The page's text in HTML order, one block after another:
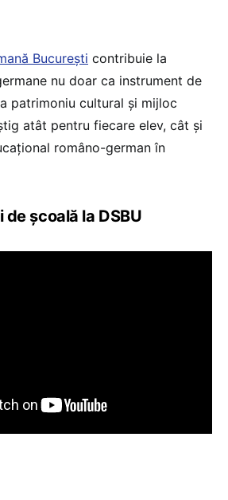
București contribuie la
nu doar ca instrument de
patrimoniu cultural și mijloc
atât pentru fiecare elev, cât și
româno-german în
de școală la DSBU